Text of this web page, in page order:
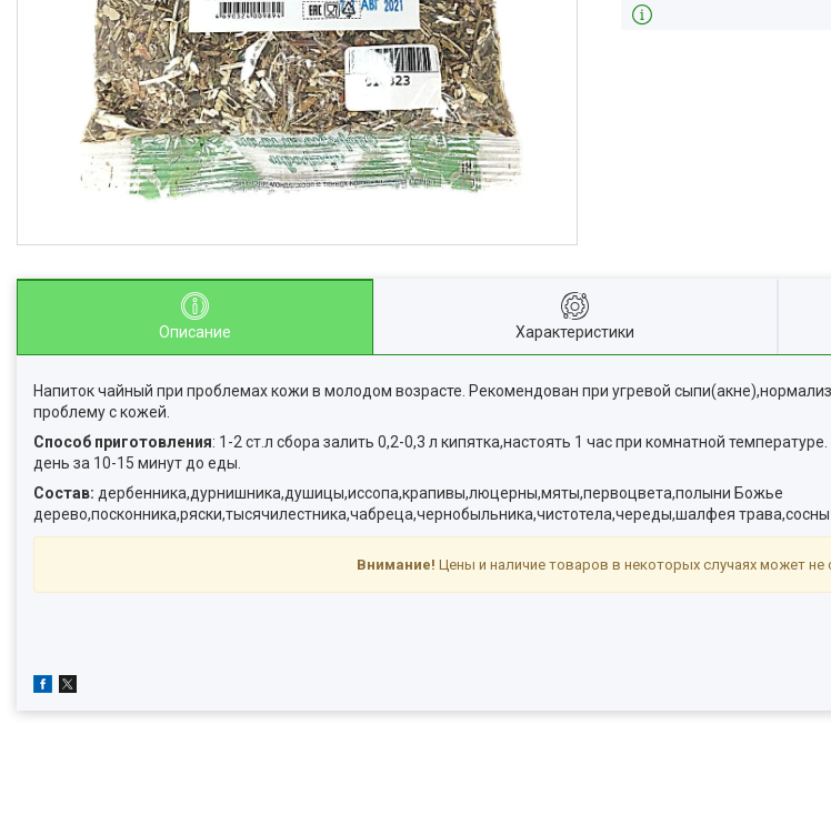
Описание Характеристики
Напиток чайный при проблемах кожи в молодом возрасте. Рекомендован при угревой
проблему с кожей.
Способ приготовления: 1-2 ст.л сбора залить 0,2-0,3 л кипятка,настоять 1 час при комнатной
день за 10-15 минут до еды.
Состав: дербенника,дурнишника,душицы,иссопа,крапивы,люцерны,мяты,первоцвета,полыни Божье
дерево,посконника,ряски,тысячилестника,чабреца,чернобыльника,чистотела,череды,шалфея трава,сосны
Внимание! Цены и наличие товаров в некоторых случаях может не